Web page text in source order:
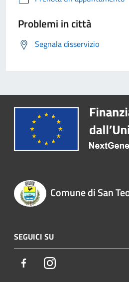
Problemi in città
Segnala disservizio
Comune di San
SEGUICI SU
FacebookInstagram